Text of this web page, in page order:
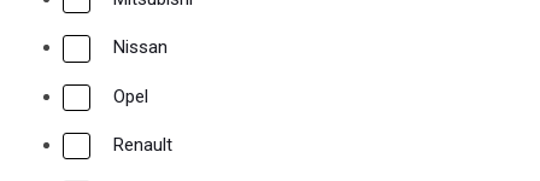
Nissan
Opel
Renault